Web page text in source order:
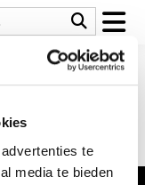
te
media te bieden